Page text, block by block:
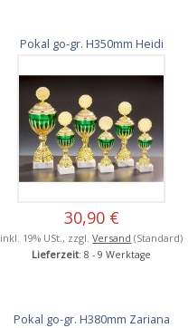
Pokal go-gr. H350mm Heidi
30,90 €
inkl. 19% USt., zzgl.Versand (Standard)
Lieferzeit: 8 - 9 Werktage
Pokal go-gr. H380mm Zariana